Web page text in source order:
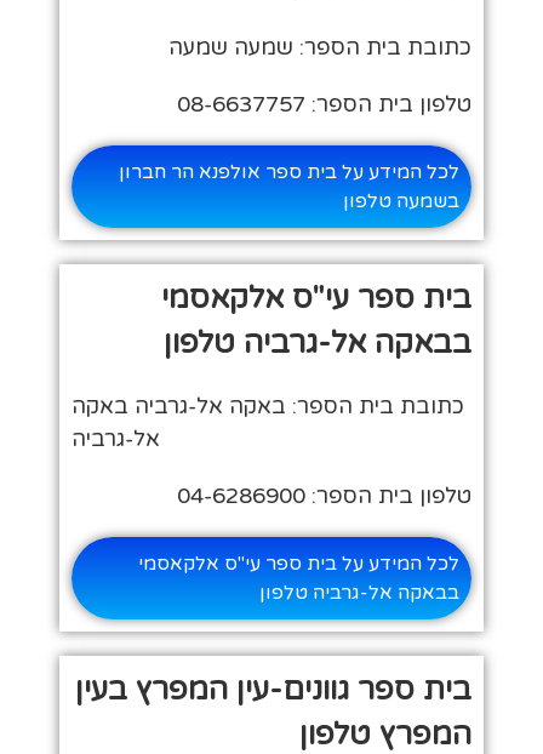
כתובת בית הספר: שמעה שמעה
טלפון בית הספר: 08-6637757
לכל המידע על בית ספר אולפנא הר חברון
בשמעה טלפון
בית ספר עי"ס אלקאסמי
בבאקה אל-גרביה טלפון
כתובת בית הספר: באקה אל-גרביה באקה
אל-גרביה
טלפון בית הספר: 04-6286900
לכל המידע על בית ספר עי"ס אלקאסמי
בבאקה אל-גרביה טלפון
בית ספר גוונים-עין המפרץ בעין
המפרץ טלפון